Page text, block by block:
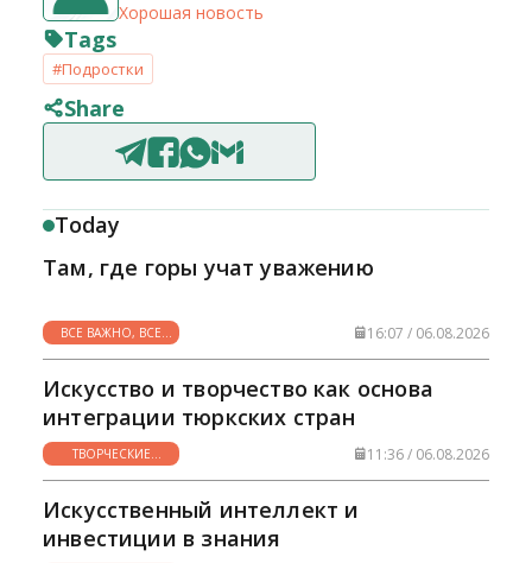
Хорошая новость
Tags
#Подростки
Share
Today
Там, где горы учат уважению
ВСЕ ВАЖНО, ВСЕ
НУЖНО
16:07 / 06.08.2026
Искусство и творчество как основа
интеграции тюркских стран
ТВОРЧЕСКИЕ
ГОРИЗОНТЫ
11:36 / 06.08.2026
Искусственный интеллект и
инвестиции в знания